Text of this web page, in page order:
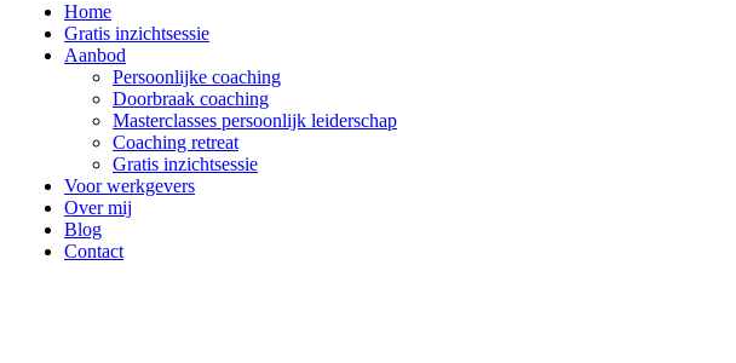
Home
Gratis inzichtsessie
Aanbod
Persoonlijke coaching
Doorbraak coaching
Masterclasses persoonlijk leiderschap
Coaching retreat
Gratis inzichtsessie
Voor werkgevers
Over mij
Blog
Contact